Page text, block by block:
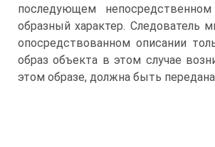
последующем
образный характер. Следователь
опосредствованном описании
образ объекта в этом случае
этом образе, должна быть